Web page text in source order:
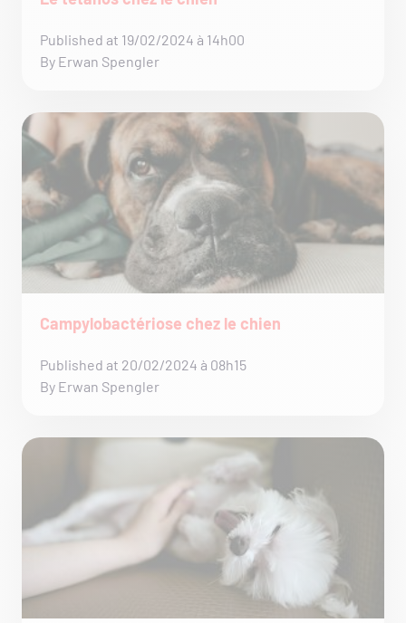
Published at 19/02/2024 à 14h00
By Erwan Spengler
Campylobactériose chez le chien
Published at 20/02/2024 à 08h15
By Erwan Spengler